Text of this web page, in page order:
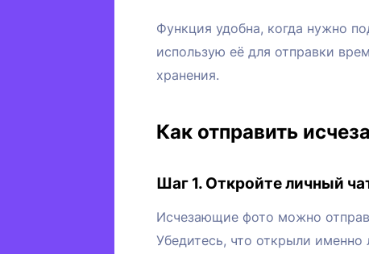
Функция удобна, когда нужно
использую её для отправки
хранения.
Как отправить
Шаг 1. Откройте личный
Исчезающие фото можно
Убедитесь, что открыли именно